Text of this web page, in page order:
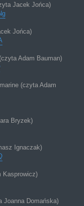
Jacek Jońca)
Jońca)
Adam Bauman)
(czyta Adam
Bryzek)
Ignaczak)
Kasprowicz)
Joanna Domańska)